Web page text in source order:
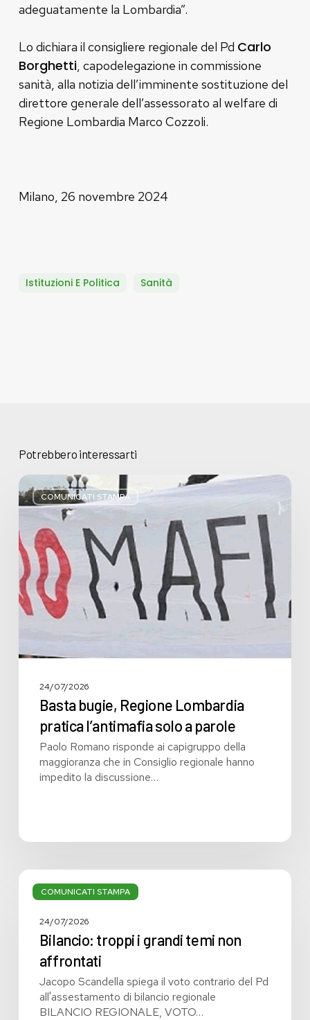
adeguatamente la Lombardia”.
Lo dichiara il consigliere regionale del Pd Carlo
Borghetti, capodelegazione in commissione
sanità, alla notizia dell’imminente sostituzione del
direttore generale dell’assessorato al welfare di
Regione Lombardia Marco Cozzoli.
Milano, 26 novembre 2024
Istituzioni E Politica Sanità
Potrebbero interessarti
COMUNICATI STAMPA
Basta
bugie,
Regione
Lombardia
pratica
l’antimafia
solo
a
parole
24/07/2026
Basta bugie, Regione Lombardia
pratica l’antimafia solo a parole
Paolo Romano risponde ai capigruppo della
maggioranza che in Consiglio regionale hanno
impedito la discussione…
COMUNICATI STAMPA
Bilancio:
troppi
grandi
affrontati
24/07/2026
Bilancio: troppi i grandi temi non
affrontati
Jacopo Scandella spiega il voto contrario del Pd
all'assestamento di bilancio regionale
BILANCIO REGIONALE, VOTO…